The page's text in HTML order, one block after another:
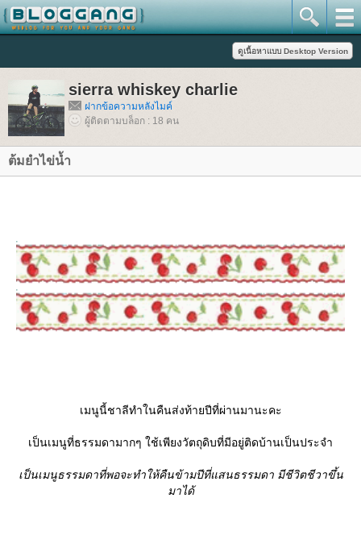
sierra whiskey charlie
ฝากข้อความหลังไมค์
ผู้ติดตามบล็อก : 18 คน
ต้มยำไข่น้ำ
เมนูนี้ชาลีทำในคืนส่งท้ายปีที่ผ่านมานะคะ
เป็นเมนูที่ธรรมดามากๆ ใช้เพียงวัตถุดิบที่มีอยู่ติดบ้านเป็นประจำ
เป็นเมนูธรรมดาที่พอจะทำให้คืนข้ามปีที่แสนธรรมดา มีชีวิตชีวาขึ้น
มาได้